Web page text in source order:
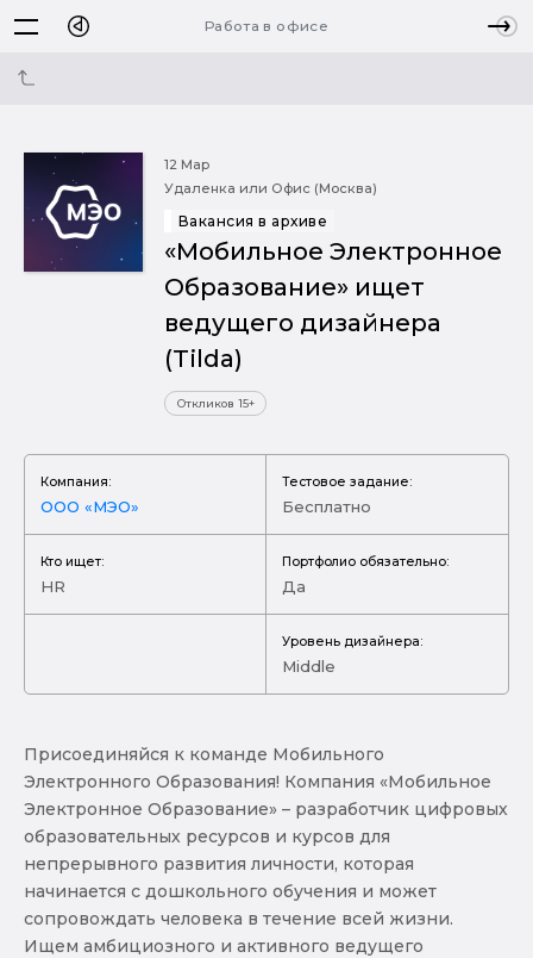
Работа в офисе
12 Мар
Удаленка или Офис (Москва)
Вакансия в архиве
«Мобильное Электронное
Образование» ищет
ведущего дизайнера
(Tilda)
Откликов 15+
Компания:
ООО «МЭО»
Тестовое задание:
Бесплатно
Кто ищет:
HR
Портфолио обязательно:
Да
Уровень дизайнера:
Middle
Присоединяйся к команде Мобильного
Электронного Образования! Компания «Мобильное
Электронное Образование» – разработчик цифровых
образовательных ресурсов и курсов для
непрерывного развития личности, которая
начинается с дошкольного обучения и может
сопровождать человека в течение всей жизни.
Ищем амбициозного и активного ведущего